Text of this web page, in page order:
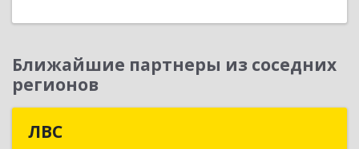
Ближайшие партнеры из соседних
регионов
ЛВС